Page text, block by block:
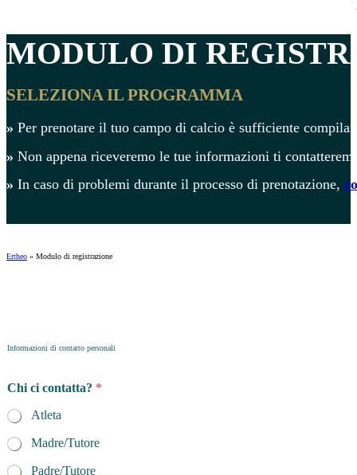
MODULO DI
SELEZIONA IL PROGRAMMA
» Per prenotare il tuo campo di calcio è sufficiente
» Non appena riceveremo le tue informazioni ti
» In caso di problemi durante il processo di prenotazione,
Ertheo » Modulo di registrazione
Informazioni di contatto personali
r
o
g
r
a
m
Chi ci contatta? *
Atleta
Madre/Tutore
Padre/Tutore